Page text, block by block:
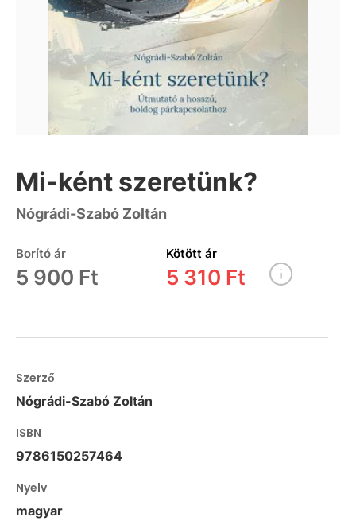
Mi-ként szeretünk?
Nógrádi-Szabó Zoltán
Borító ár
5 900 Ft
Kötött ár
5 310 Ft
Szerző
Nógrádi-Szabó Zoltán
ISBN
9786150257464
Nyelv
magyar